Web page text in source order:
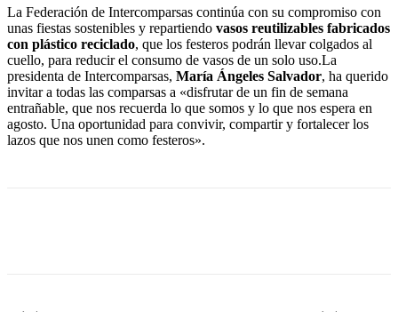
La Federación de Intercomparsas continúa con su compromiso con
unas fiestas sostenibles y repartiendo vasos reutilizables fabricados
con plástico reciclado, que los festeros podrán llevar colgados al
cuello, para reducir el consumo de vasos de un solo uso.La
presidenta de Intercomparsas, María Ángeles Salvador, ha querido
invitar a todas las comparsas a «disfrutar de un fin de semana
entrañable, que nos recuerda lo que somos y lo que nos espera en
agosto. Una oportunidad para convivir, compartir y fortalecer los
lazos que nos unen como festeros».